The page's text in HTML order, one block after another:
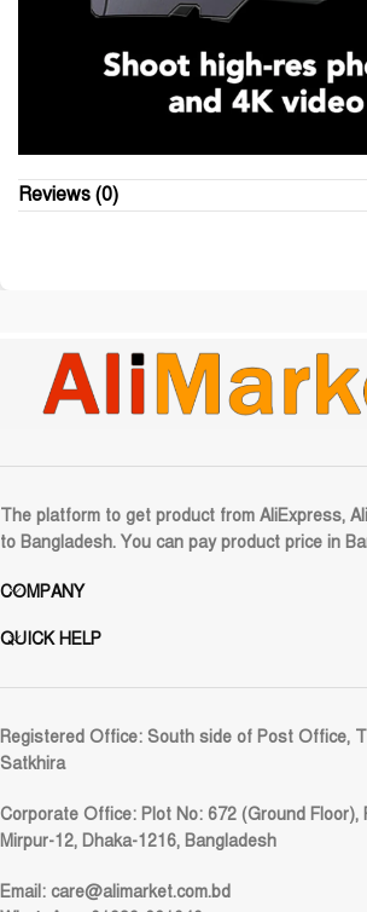
Reviews (0)
The platform to get product from AliExpress,
to Bangladesh. You can pay product price in
COMPANY
QUICK HELP
Registered Office: South side of Post Office,
Satkhira
Corporate Office: Plot No: 672 (Ground Floor),
Mirpur-12, Dhaka-1216, Bangladesh
Email: care@alimarket.com.bd